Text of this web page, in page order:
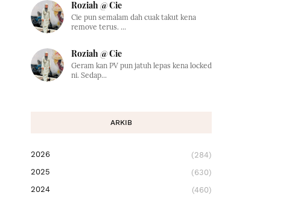
Roziah @ Cie
Cie pun semalam dah cuak takut kena
remove terus. ...
Roziah @ Cie
Geram kan PV pun jatuh lepas kena locked
ni. Sedap...
ARKIB
2026
(284)
2025
(630)
2024
(460)